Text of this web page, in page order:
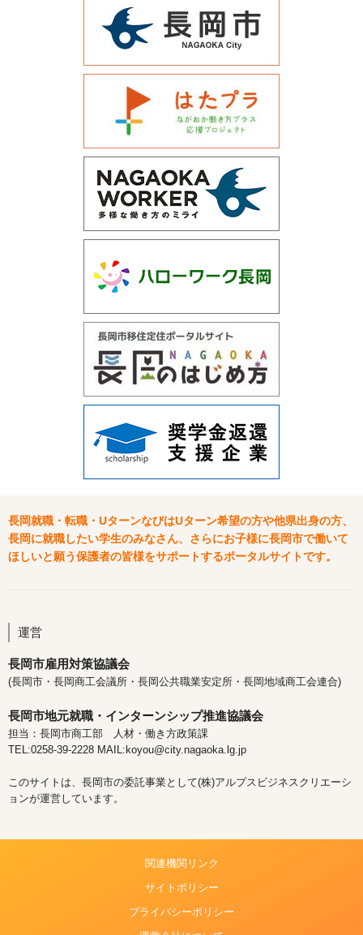
長岡就職・転職・UターンなびはUターン希望の方や他県出身の方、
長岡に就職したい学生のみなさん、さらにお子様に長岡市で働いて
ほしいと願う保護者の皆様をサポートするポータルサイトです。
運営
長岡市雇用対策協議会
(長岡市・長岡商工会議所・長岡公共職業安定所・長岡地域商工会連合)
長岡市地元就職・インターンシップ推進協議会
担当：長岡市商工部 人材・働き方政策課
TEL:0258-39-2228 MAIL:koyou@city.nagaoka.lg.jp
このサイトは、長岡市の委託事業として(株)アルプスビジネスクリエーシ
ョンが運営しています。
関連機関リンク
サイトポリシー
プライバシーポリシー